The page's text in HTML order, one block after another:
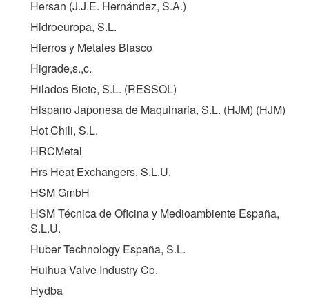
Hersan (J.J.E. Hernández, S.A.)
Hidroeuropa, S.L.
Hierros y Metales Blasco
Higrade,s.,c.
Hilados Biete, S.L. (RESSOL)
Hispano Japonesa de Maquinaria, S.L. (HJM) (HJM)
Hot Chili, S.L.
HRCMetal
Hrs Heat Exchangers, S.L.U.
HSM GmbH
HSM Técnica de Oficina y Medioambiente España,
S.L.U.
Huber Technology España, S.L.
Huihua Valve Industry Co.
Hydba